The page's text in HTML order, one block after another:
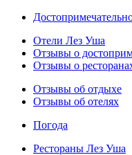
Отели Лез Уша
Отзывы о
Отзывы о
Отзывы об отдыхе
Отзывы об отелях
Погода
Рестораны Лез Уша